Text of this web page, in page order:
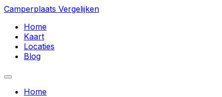
Camperplaats Vergelijken
Home
Kaart
Locaties
Blog
Home